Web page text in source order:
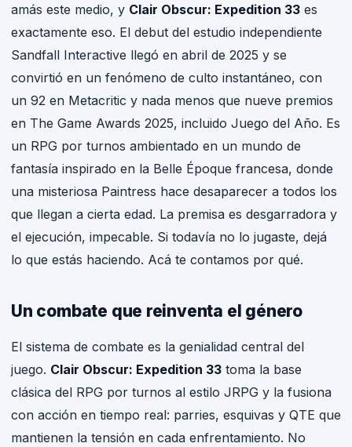
amás este medio, y Clair Obscur: Expedition 33 es
exactamente eso. El debut del estudio independiente
Sandfall Interactive llegó en abril de 2025 y se
convirtió en un fenómeno de culto instantáneo, con
un 92 en Metacritic y nada menos que nueve premios
en The Game Awards 2025, incluido Juego del Año. Es
un RPG por turnos ambientado en un mundo de
fantasía inspirado en la Belle Époque francesa, donde
una misteriosa Paintress hace desaparecer a todos los
que llegan a cierta edad. La premisa es desgarradora y
el ejecución, impecable. Si todavía no lo jugaste, dejá
lo que estás haciendo. Acá te contamos por qué.
Un combate que reinventa el género
El sistema de combate es la genialidad central del
juego. Clair Obscur: Expedition 33 toma la base
clásica del RPG por turnos al estilo JRPG y la fusiona
con acción en tiempo real: parries, esquivas y QTE que
mantienen la tensión en cada enfrentamiento. No